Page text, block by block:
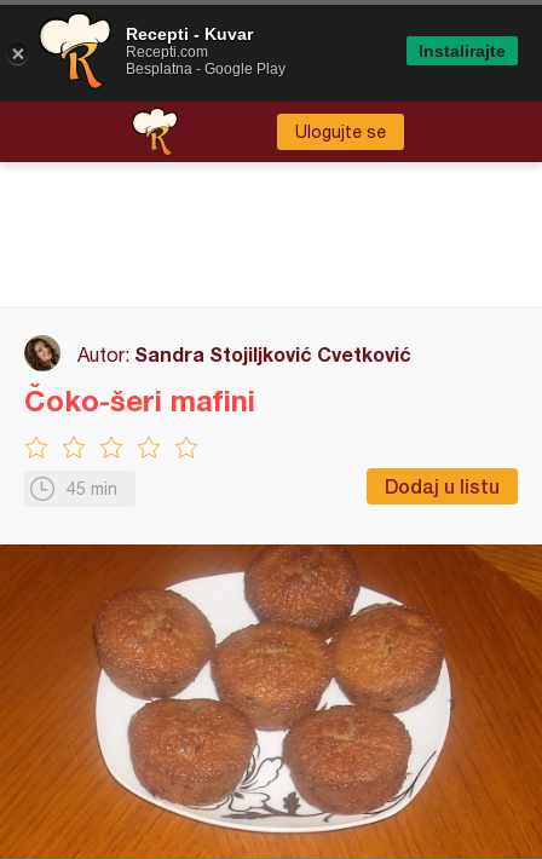
Ulogujte se
Autor: Sandra Stojiljković Cvetković
45 min Dodaj u listu
Čoko-šeri mafini
Recepti - Kuvar
Recepti.com
Besplatna - Google Play
Instalirajte